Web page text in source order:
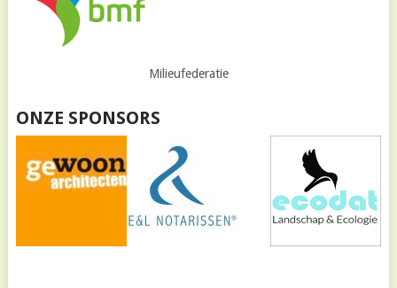
Milieufederatie
ONZE SPONSORS